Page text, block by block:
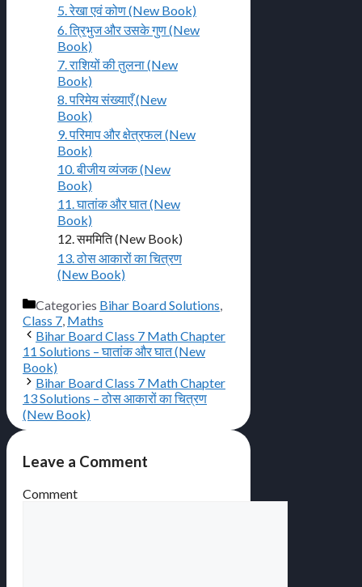
5. रेखा एवं कोण (New Book)
6. त्रिभुज और उसके गुण (New
Book)
7. राशियों की तुलना (New
Book)
8. परिमेय संख्याएँ (New
Book)
9. परिमाप और क्षेत्रफल (New
Book)
10. बीजीय व्यंजक (New
Book)
11. घातांक और घात (New
Book)
12. सममिति (New Book)
13. ठोस आकारों का चित्रण
(New Book)
Categories Bihar Board Solutions
Class 7 Maths
Bihar Board Class 7 Math Chapter
11 Solutions – घातांक और घात (New
Book)
Bihar Board Class 7 Math Chapter
13 Solutions – ठोस आकारों का चित्रण
(New Book)
Leave a Comment
Comment